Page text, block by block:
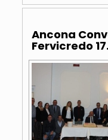
Ancona
Fervicredo